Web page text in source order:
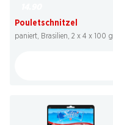
Pouletschnitzel
paniert, Brasilien, 2 x 4 x 100 g